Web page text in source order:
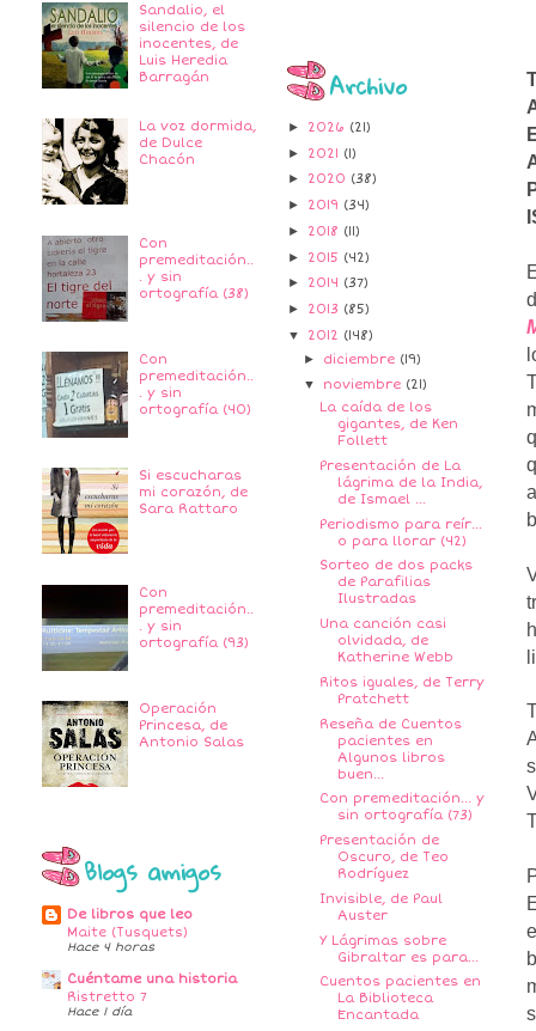
Sandalio, el
silencio de los
inocentes, de
Luis Heredia
Barragán
La voz dormida,
de Dulce
Chacón
Con
premeditación..
. y sin
ortografía (38)
Con
premeditación..
. y sin
ortografía (40)
Si escucharas
mi corazón, de
Sara Rattaro
Con
premeditación..
. y sin
ortografía (93)
Operación
Princesa, de
Antonio Salas
Blogs amigos
De libros que leo
Maite (Tusquets)
Hace 4 horas
Cuéntame una historia
Ristretto 7
Hace 1 día
Archivo
► 2026 (21)
► 2021 (1)
► 2020 (38)
► 2019 (34)
► 2018 (11)
► 2015 (42)
► 2014 (37)
► 2013 (85)
▼ 2012 (148)
► diciembre (19)
▼ noviembre (21)
La caída de los
gigantes, de Ken
Follett
Presentación de La
lágrima de la India,
de Ismael ...
Periodismo para reír...
o para llorar (42)
Sorteo de dos packs
de Parafilias
Ilustradas
Una canción casi
olvidada, de
Katherine Webb
Ritos iguales, de Terry
Pratchett
Reseña de Cuentos
pacientes en
Algunos libros
buen...
Con premeditación... y
sin ortografía (73)
Presentación de
Oscuro, de Teo
Rodríguez
Invisible, de Paul
Auster
Y Lágrimas sobre
Gibraltar es para...
Cuentos pacientes en
La Biblioteca
Encantada